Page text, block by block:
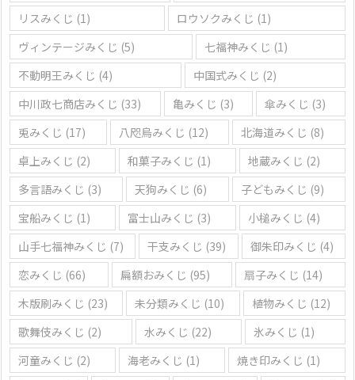
リスみくじ (1) ロウソクみくじ (1)
ヴィンテージみくじ (5) 七福神みくじ (1)
不動明王みくじ (4) 中国式みくじ (2)
中川政七商店みくじ (33) 亀みくじ (3) 傘みくじ (3)
兎みくじ (17) 八咫烏みくじ (12) 北海道みくじ (8)
卓上みくじ (2) 和菓子みくじ (1) 地蔵みくじ (2)
多言語みくじ (3) 天狗みくじ (6) 子どもみくじ (9)
宝船みくじ (1) 富士山みくじ (3) 小槌みくじ (4)
山手七福神みくじ (7) 干支みくじ (39) 御朱印みくじ (4)
恋みくじ (66) 扁額おみくじ (95) 扇子みくじ (14)
木版刷みくじ (23) 未分類みくじ (10) 植物みくじ (12)
歌舞伎みくじ (2) 水みくじ (22) 氷みくじ (1)
河童みくじ (2) 海老みくじ (1) 焼き印みくじ (1)